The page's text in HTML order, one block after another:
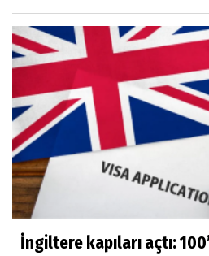
İngiltere kapıları açtı: